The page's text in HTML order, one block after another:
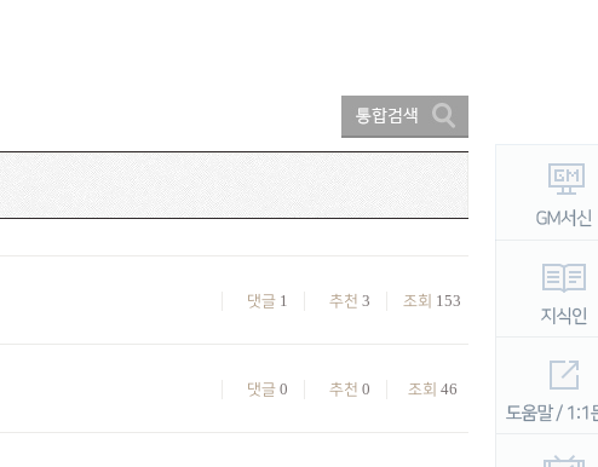
조회 153
추천 3
댓글 1
조회 46
추천 0
댓글 0